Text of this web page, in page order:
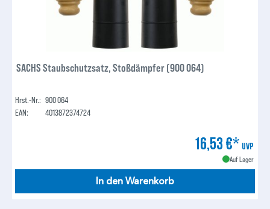
SACHS Staubschutzsatz, Stoßdämpfer (900 064)
Hrst.-Nr.: 900 064
EAN:
4013872374724
16,53 €* UVP
Auf Lager
In den Warenkorb